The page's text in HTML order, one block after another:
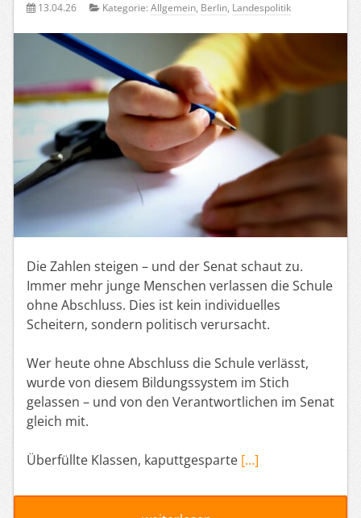
13.04.26 Kategorie: Allgemein, Berlin, Landespolitik
Die Zahlen steigen – und der Senat schaut zu.
Immer mehr junge Menschen verlassen die Schule
ohne Abschluss. Dies ist kein individuelles
Scheitern, sondern politisch verursacht.
Wer heute ohne Abschluss die Schule verlässt,
wurde von diesem Bildungssystem im Stich
gelassen – und von den Verantwortlichen im Senat
gleich mit.
Überfüllte Klassen, kaputtgesparte […]